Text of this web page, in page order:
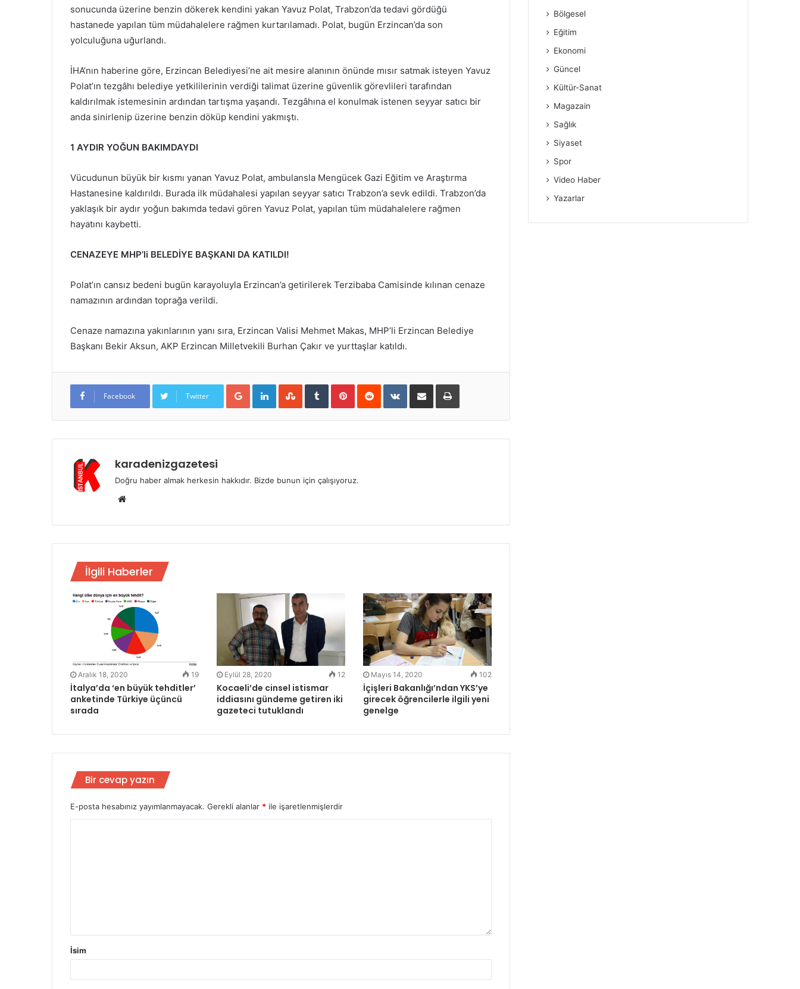
sonucunda üzerine benzin dökerek kendini yakan Yavuz Polat, Trabzon’da tedavi gördüğü
hastanede yapılan tüm müdahalelere rağmen kurtarılamadı. Polat, bugün Erzincan’da son
yolculuğuna uğurlandı.
İHA’nın haberine göre, Erzincan Belediyesi’ne ait mesire alanının önünde mısır satmak isteyen Yavuz
Polat’ın tezgâhı belediye yetkililerinin verdiği talimat üzerine güvenlik görevlileri tarafından
kaldırılmak istemesinin ardından tartışma yaşandı. Tezgâhına el konulmak istenen seyyar satıcı bir
anda sinirlenip üzerine benzin döküp kendini yakmıştı.
1 AYDIR YOĞUN BAKIMDAYDI
Vücudunun büyük bir kısmı yanan Yavuz Polat, ambulansla Mengücek Gazi Eğitim ve Araştırma
Hastanesine kaldırıldı. Burada ilk müdahalesi yapılan seyyar satıcı Trabzon’a sevk edildi. Trabzon’da
yaklaşık bir aydır yoğun bakımda tedavi gören Yavuz Polat, yapılan tüm müdahalelere rağmen
hayatını kaybetti.
CENAZEYE MHP’li BELEDİYE BAŞKANI DA KATILDI!
Polat’ın cansız bedeni bugün karayoluyla Erzincan’a getirilerek Terzibaba Camisinde kılınan cenaze
namazının ardından toprağa verildi.
Cenaze namazına yakınlarının yanı sıra, Erzincan Valisi Mehmet Makas, MHP’li Erzincan Belediye
Başkanı Bekir Aksun, AKP Erzincan Milletvekili Burhan Çakır ve yurttaşlar katıldı.
Facebook Twitter
Google+LinkedInStumbleUpon
TumblrPinterestReddit VKontakteE-Posta ile paylaş Yazdır
karadenizgazetesi
Doğru haber almak herkesin hakkıdır. Bizde bunun için çalışıyoruz.
Web
İlgili Haberler
Aralık 18, 2020 19
İtalya’da ‘en büyük tehditler’
anketinde Türkiye üçüncü
sırada
Eylül 28, 2020 12
Kocaeli’de cinsel istismar
iddiasını gündeme getiren iki
gazeteci tutuklandı
Mayıs 14, 2020 102
İçişleri Bakanlığı’ndan YKS’ye
girecek öğrencilerle ilgili yeni
genelge
Bir cevap yazın
E-posta hesabınız yayımlanmayacak. Gerekli alanlar * ile işaretlenmişlerdir
İsim
Bölgesel
Eğitim
Ekonomi
Güncel
Kültür-Sanat
Magazain
Sağlık
Siyaset
Spor
Video Haber
Yazarlar